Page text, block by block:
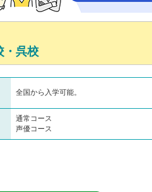
・呉校
全国から入学可能。
通常コース
声優コース